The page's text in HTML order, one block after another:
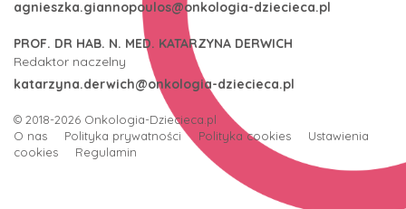
agnieszka.giannopoulos@onkologia-dziecieca.pl
PROF. DR HAB. N. MED. KATARZYNA DERWICH
Redaktor naczelny
katarzyna.derwich@onkologia-dziecieca.pl
© 2018-2026 Onkologia-Dziecieca.pl
O nas
Polityka prywatności Polityka cookies
Ustawienia
cookies
Regulamin